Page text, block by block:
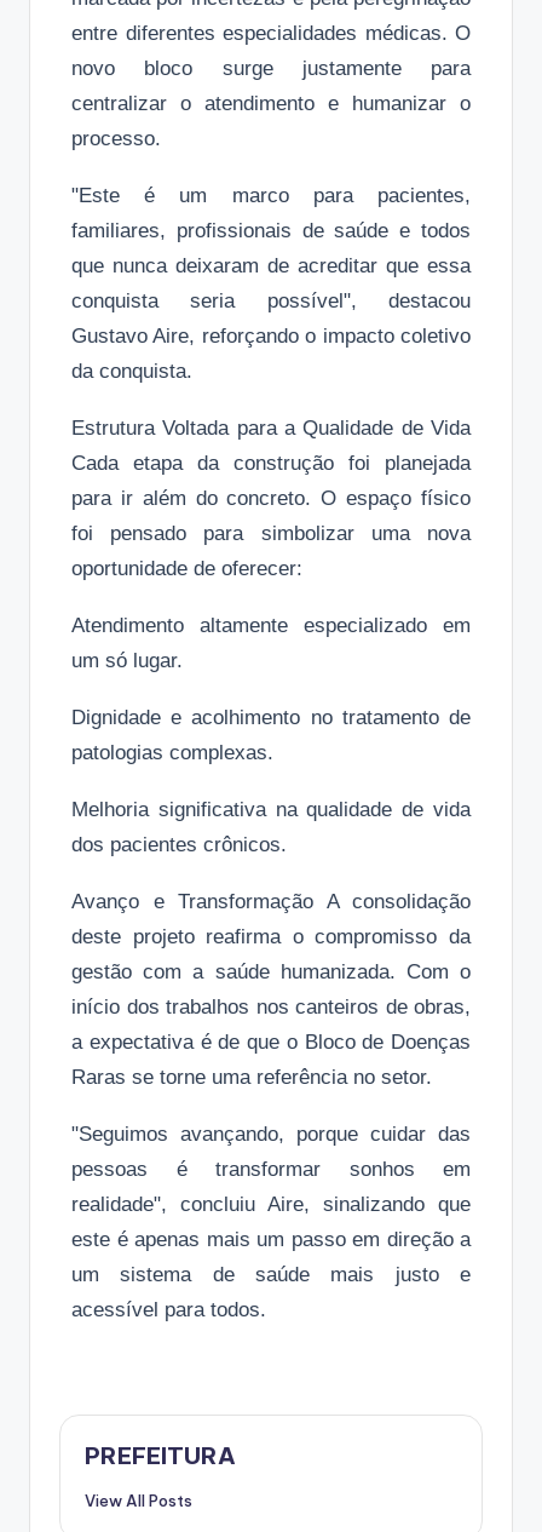
entre diferentes especialidades médicas. O
novo bloco surge justamente para
centralizar o atendimento e humanizar o
processo.
"Este é um marco para pacientes,
familiares, profissionais de saúde e todos
que nunca deixaram de acreditar que essa
conquista seria possível", destacou
Gustavo Aire, reforçando o impacto coletivo
da conquista.
Estrutura Voltada para a Qualidade de Vida
Cada etapa da construção foi planejada
para ir além do concreto. O espaço físico
foi pensado para simbolizar uma nova
oportunidade de oferecer:
Atendimento altamente especializado em
um só lugar.
Dignidade e acolhimento no tratamento de
patologias complexas.
Melhoria significativa na qualidade de vida
dos pacientes crônicos.
Avanço e Transformação A consolidação
deste projeto reafirma o compromisso da
gestão com a saúde humanizada. Com o
início dos trabalhos nos canteiros de obras,
a expectativa é de que o Bloco de Doenças
Raras se torne uma referência no setor.
"Seguimos avançando, porque cuidar das
pessoas é transformar sonhos em
realidade", concluiu Aire, sinalizando que
este é apenas mais um passo em direção a
um sistema de saúde mais justo e
acessível para todos.
PREFEITURA
View All Posts